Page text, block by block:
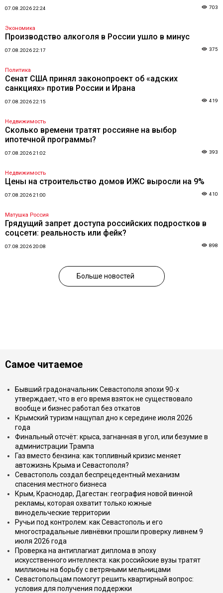
07.08.2026 22:24 703
Экономика
Производство алкоголя в России ушло в минус
07.08.2026 22:17 375
Политика
Сенат США принял законопроект об «адских
санкциях» против России и Ирана
07.08.2026 22:15 419
Недвижимость
Сколько времени тратят россияне на выбор
ипотечной программы?
07.08.2026 21:02 393
Недвижимость
Цены на строительство домов ИЖС выросли на 9%
07.08.2026 21:00 410
Матушка Россия
Грядущий запрет доступа российских подростков в
соцсети: реальность или фейк?
07.08.2026 20:08 898
Больше новостей
Самое читаемое
Бывший градоначальник Севастополя эпохи 90-х
утверждает, что в его время взяток не существовало
вообще и бизнес работал без откатов
Крымский туризм нащупал дно к середине июля 2026
года
Финальный отсчёт: крыса, загнанная в угол, или безумие в
администрации Трампа
Газ вместо бензина: как топливный кризис меняет
автожизнь Крыма и Севастополя?
Севастополь создал беспрецедентный механизм
спасения местного бизнеса
Крым, Краснодар, Дагестан: география новой винной
рекламы, которая охватит только южные
винодельческие территории
Ручьи под контролем: как Севастополь и его
многострадальные ливнёвки прошли проверку ливнем 9
июля 2026 года
Проверка на антиплагиат диплома в эпоху
искусственного интеллекта: как российские вузы тратят
миллионы на борьбу с ветряными мельницами
Севастопольцам помогут решить квартирный вопрос:
условия для получения поддержки